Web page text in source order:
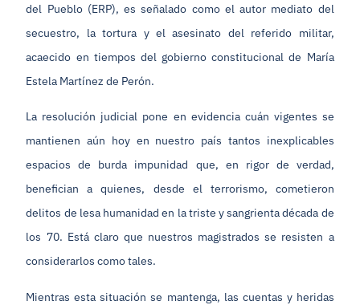
del Pueblo (ERP), es señalado como el autor mediato del
secuestro, la tortura y el asesinato del referido militar,
acaecido en tiempos del gobierno constitucional de María
Estela Martínez de Perón.
La resolución judicial pone en evidencia cuán vigentes se
mantienen aún hoy en nuestro país tantos inexplicables
espacios de burda impunidad que, en rigor de verdad,
benefician a quienes, desde el terrorismo, cometieron
delitos de lesa humanidad en la triste y sangrienta década de
los 70. Está claro que nuestros magistrados se resisten a
considerarlos como tales.
Mientras esta situación se mantenga, las cuentas y heridas